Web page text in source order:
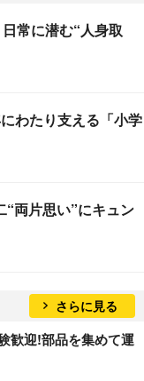
常に潜む“人身取
わたり支える「小学
両片思い”にキュン
さらに見る
歓迎!部品を集めて運